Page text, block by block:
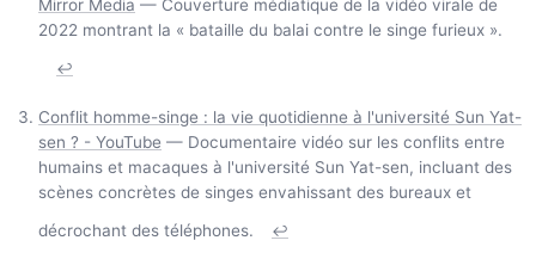
Mirror Media — Couverture médiatique de la vidéo virale de
2022 montrant la « bataille du balai contre le singe furieux ».
↩
Conflit homme-singe : la vie quotidienne à l'université Sun Yat-
sen ? - YouTube — Documentaire vidéo sur les conflits entre
humains et macaques à l'université Sun Yat-sen, incluant des
scènes concrètes de singes envahissant des bureaux et
décrochant des téléphones.
↩